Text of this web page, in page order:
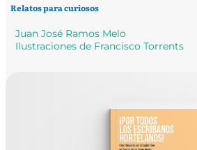
Relatos para curiosos
Juan José Ramos Melo
Ilustraciones de Francisco Torrents